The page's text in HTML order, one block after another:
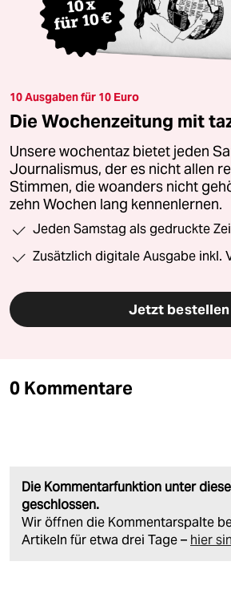
10 Ausgaben für 10 Euro
Die Wochenzeitung mit
Unsere wochentaz bietet jeden
Journalismus, der es nicht allen
Stimmen, die woanders nicht
zehn Wochen lang kennenlernen.
Jeden Samstag als gedruckte
Zusätzlich digitale Ausgabe inkl.
Jetzt bestellen
0 Kommentare
Die Kommentarfunktion unter
geschlossen.
Wir öffnen die Kommentarspalte
Artikeln für etwa drei Tage – hier